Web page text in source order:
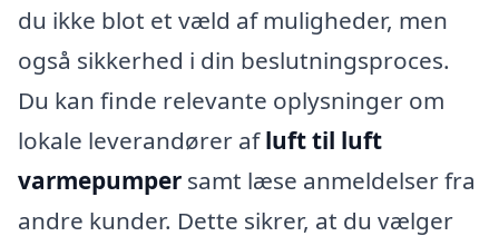
du ikke blot et væld af muligheder, men
også sikkerhed i din beslutningsproces.
Du kan finde relevante oplysninger om
lokale leverandører afluft til luft
varmepumper samt læse anmeldelser fra
andre kunder. Dette sikrer, at du vælger